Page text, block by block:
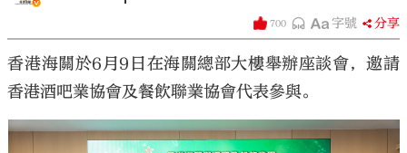
700 字號 分享
香港海關於6月9日在海關總部大樓舉辦座談會，邀請
香港酒吧業協會及餐飲聯業協會代表參與。